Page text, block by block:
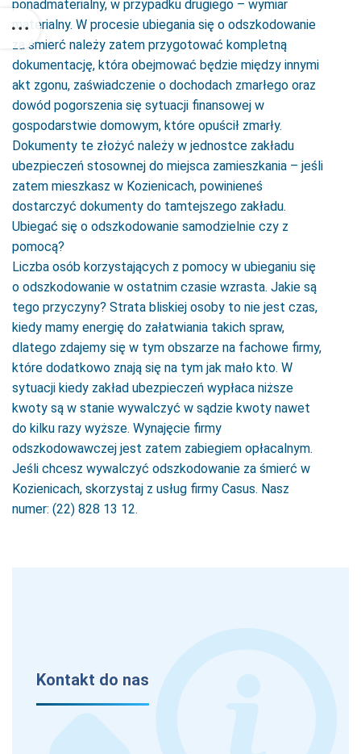
ponadmaterialny, w przypadku drugiego – wymiar
materialny. W procesie ubiegania się o odszkodowanie
za śmierć należy zatem przygotować kompletną
dokumentację, która obejmować będzie między innymi
akt zgonu, zaświadczenie o dochodach zmarłego oraz
dowód pogorszenia się sytuacji finansowej w
gospodarstwie domowym, które opuścił zmarły.
Dokumenty te złożyć należy w jednostce zakładu
ubezpieczeń stosownej do miejsca zamieszkania – jeśli
zatem mieszkasz w Kozienicach, powinieneś
dostarczyć dokumenty do tamtejszego zakładu.
Ubiegać się o odszkodowanie samodzielnie czy z
pomocą?
Liczba osób korzystających z pomocy w ubieganiu się
o odszkodowanie w ostatnim czasie wzrasta. Jakie są
tego przyczyny? Strata bliskiej osoby to nie jest czas,
kiedy mamy energię do załatwiania takich spraw,
dlatego zdajemy się w tym obszarze na fachowe firmy,
które dodatkowo znają się na tym jak mało kto. W
sytuacji kiedy zakład ubezpieczeń wypłaca niższe
kwoty są w stanie wywalczyć w sądzie kwoty nawet
do kilku razy wyższe. Wynajęcie firmy
odszkodowawczej jest zatem zabiegiem opłacalnym.
Jeśli chcesz wywalczyć odszkodowanie za śmierć w
Kozienicach, skorzystaj z usług firmy Casus. Nasz
numer: (22) 828 13 12.
Kontakt do nas